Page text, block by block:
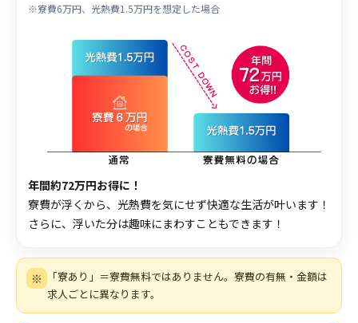
※寮費6万円、光熱費1.5万円を想定した場合
年間約72万円お得に！
寮費が浮くから、光熱費を気にせず快適な生活が叶います！
さらに、浮いた分は趣味にまわすこともできます！
※
「寮あり」＝寮費無料ではありません。寮費の有無・金額は
求人ごとに異なります。